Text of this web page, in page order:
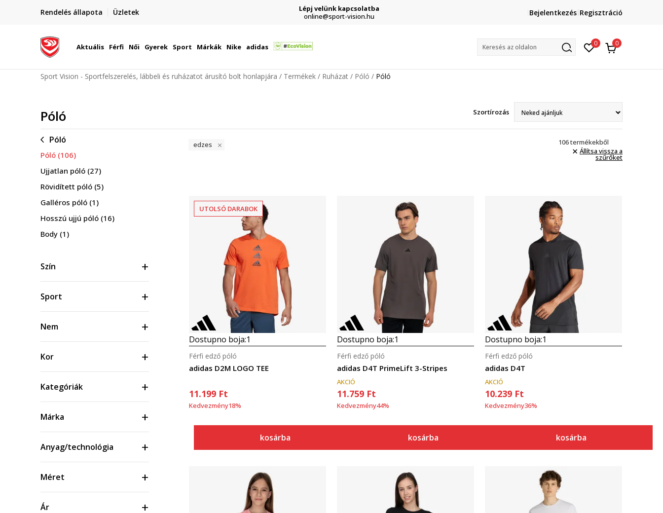
Rendelés állapota Üzletek
Utánvétes és bankkártyás fizetés
Lépj velünk kapcsolatba
online@sport-vision.hu
Hívj minket: +36 1 765 4 765
Munkanapokon: 09 és 17 óra között
Bejelentkezés Regisztráció
Aktuális Férfi Női Gyerek Sport Márkák Nike adidas Keresés az oldalon 0 0
Sport Vision - Sportfelszerelés, lábbeli és ruházatot árusító bolt honlapjára Termékek Ruházat Póló Póló
Póló Szortírozás
Póló
Póló (106)
Ujjatlan póló (27)
Rövidített póló (5)
Galléros póló (1)
Hosszú ujjú póló (16)
Body (1)
Szín
Sport
Nem
Kor
Kategóriák
Márka
Anyag/technológia
Méret
Ár
edzes 106termékekből
Állítsa vissza a
szűrőket
Összehasonlítás
UTOLSÓ DARABOK
Dostupno boja:1
adidas D2M LOGO TEE
Férfi edző póló
11.199 Ft
Kedvezmény18%
kosárba
Összehasonlítás
Dostupno boja:1
adidas D4T PrimeLift 3-Stripes
Férfi edző póló
AKCIÓ
11.759 Ft
Kedvezmény44%
kosárba
Összehasonlítás
Dostupno boja:1
adidas D4T
Férfi edző póló
AKCIÓ
10.239 Ft
Kedvezmény36%
kosárba